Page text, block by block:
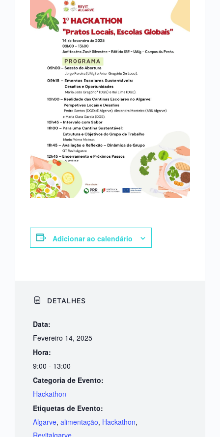
Adicionar ao calendário
DETALHES
Data:
Fevereiro 14, 2025
Hora:
9:00 - 13:00
Categoria de Evento:
Hackathon
Etiquetas de Evento:
Algarve, alimentação, Hackathon,
Revitalgarve